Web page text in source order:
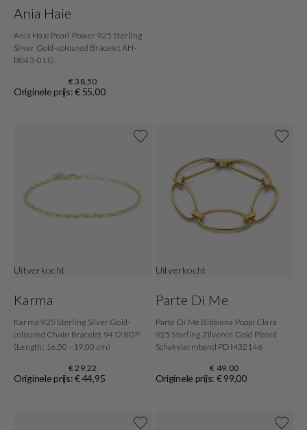
Ania Haie
Ania Haie Pearl Power 925 Sterling
Silver Gold-coloured Bracelet AH-
B043-01G
€ 38,50
Originele prijs: € 55,00
Uitverkocht
Karma
Karma 925 Sterling Silver Gold-
coloured Chain Bracelet 94128GP
(Length: 16.50 - 19.00 cm)
€ 29,22
Originele prijs: € 44,95
Uitverkocht
Parte Di Me
Parte Di Me Bibbiena Poppi Clara
925 Sterling Zilveren Gold Plated
Schakelarmband PDM32146
€ 49,00
Originele prijs: € 99,00